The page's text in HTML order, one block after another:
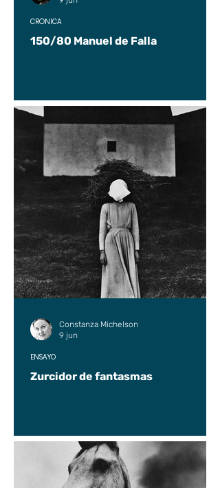
150/80 Manuel de Falla
CRÓNICA
Zurcidor de fantasmas
ENSAYO
Constanza Michelson
9 jun